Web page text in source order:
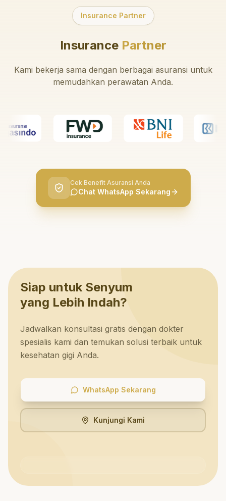
Insurance Partner
InsurancePartner
Kami bekerja sama dengan berbagai asuransi untuk
memudahkan perawatan Anda.
Cek Benefit Asuransi Anda
Chat WhatsApp Sekarang
Siap untuk Senyum
yang Lebih Indah?
Jadwalkan konsultasi gratis dengan dokter
spesialis kami dan temukan solusi terbaik untuk
kesehatan gigi Anda.
WhatsApp Sekarang
Kunjungi Kami